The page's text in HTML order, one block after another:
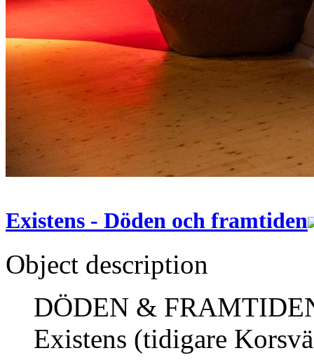
Existens - Döden och framtiden
Object description
DÖDEN &
Existens (tidigare